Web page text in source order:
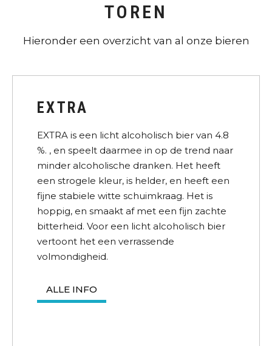
TOREN
Hieronder een overzicht van al onze bieren
EXTRA
EXTRA is een licht alcoholisch bier van 4.8
%. , en speelt daarmee in op de trend naar
minder alcoholische dranken. Het heeft
een strogele kleur, is helder, en heeft een
fijne stabiele witte schuimkraag. Het is
hoppig, en smaakt af met een fijn zachte
bitterheid. Voor een licht alcoholisch bier
vertoont het een verrassende
volmondigheid.
ALLE INFO